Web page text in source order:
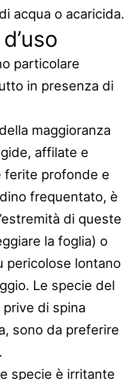
acqua o acaricida.
particolare
in presenza di
della maggioranza
affilate e
ferite profonde e
frequentato, è
di queste
la foglia) o
pericolose lontano
Le specie del
di spina
sono da preferire
specie è irritante